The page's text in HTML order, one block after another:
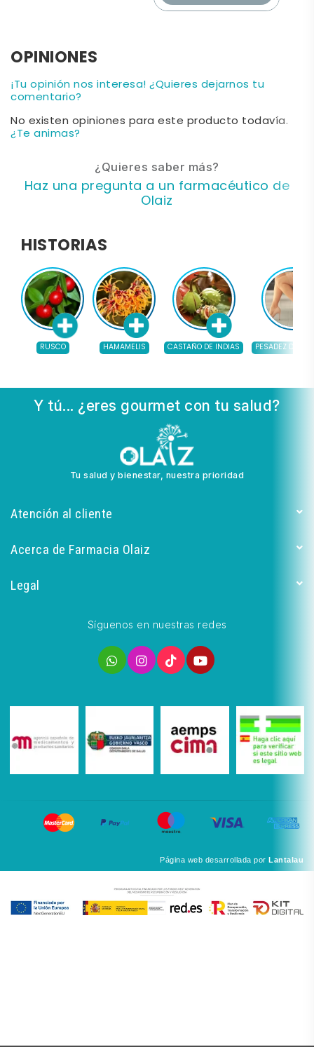
OPINIONES
¡Tu opinión nos interesa! ¿Quieres dejarnos tu
comentario?
No existen opiniones para este producto todavía.
¿Te animas?
¿Quieres saber más?
Haz una pregunta a un farmacéutico de
Olaiz
HISTORIAS
RUSCO HAMAMELIS CASTAÑO DE INDIAS PESADEZ DE
Y tú... ¿eres gourmet con tu salud?
Tu salud y bienestar, nuestra prioridad
Atención al cliente
Acerca de Farmacia Olaiz
Legal
Síguenos en nuestras redes
Página web desarrollada por Lantalau